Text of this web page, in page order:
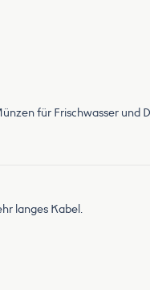
für Frischwasser und
langes Kabel.